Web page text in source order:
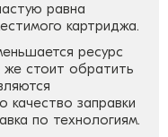
равна
картриджа.
ресурс
же стоит обратить
качество заправки
по технологиям.